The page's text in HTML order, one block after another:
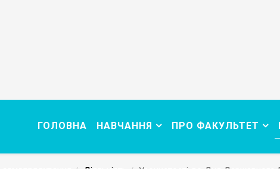
ГОЛОВНА НАВЧАННЯ ПРО ФАКУЛЬТЕТ